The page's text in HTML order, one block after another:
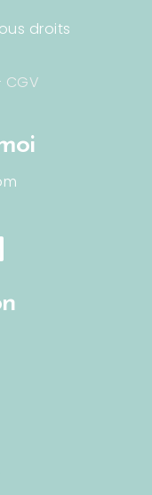
droits
CGV